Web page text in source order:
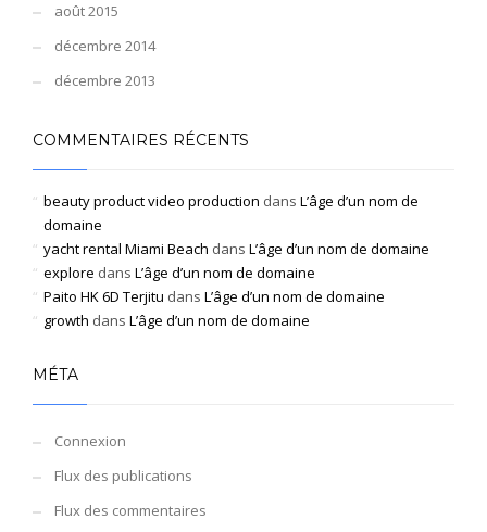
août 2015
décembre 2014
décembre 2013
COMMENTAIRES RÉCENTS
beauty product video production dans L’âge d’un nom de
domaine
yacht rental Miami Beach dans L’âge d’un nom de domaine
explore dans L’âge d’un nom de domaine
Paito HK 6D Terjitu dans L’âge d’un nom de domaine
growth dans L’âge d’un nom de domaine
MÉTA
Connexion
Flux des publications
Flux des commentaires